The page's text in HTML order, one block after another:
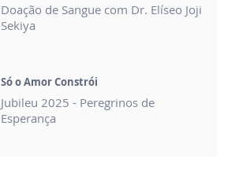
Doação de Sangue com Dr. Elíseo Joji
Sekiya
Só o Amor Constrói
Jubileu 2025 - Peregrinos de
Esperança